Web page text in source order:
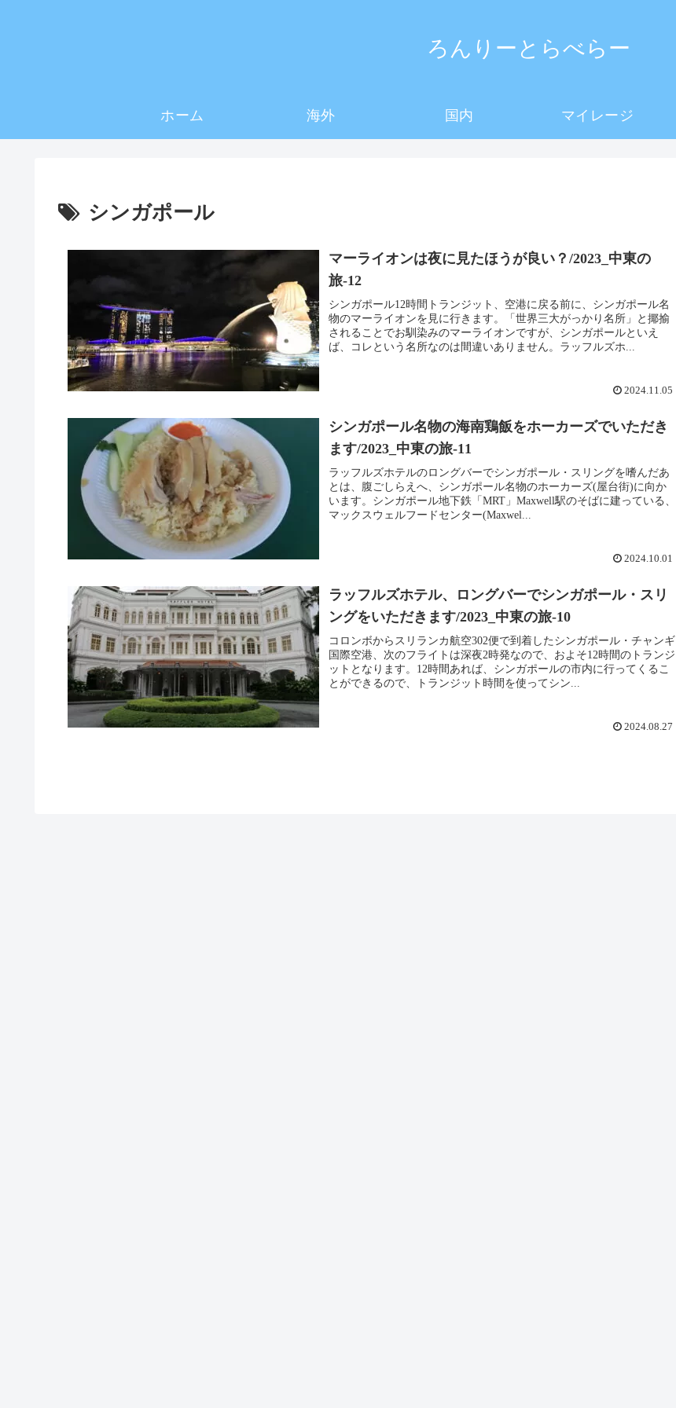
ろんりーとらべらー
ホーム 海外 国内 マイレージ
シンガポール
マーライオンは夜に見たほうが良い？/2023_中東の
旅-12
シンガポール12時間トランジット、空港に戻る前に、シンガポール名
物のマーライオンを見に行きます。「世界三大がっかり名所」と揶揄
されることでお馴染みのマーライオンですが、シンガポールといえ
ば、コレという名所なのは間違いありません。ラッフルズホ...
2024.11.05
シンガポール名物の海南鶏飯をホーカーズでいただき
ます/2023_中東の旅-11
ラッフルズホテルのロングバーでシンガポール・スリングを嗜んだあ
とは、腹ごしらえへ、シンガポール名物のホーカーズ(屋台街)に向か
います。シンガポール地下鉄「MRT」Maxwell駅のそばに建っている、
マックスウェルフードセンター(Maxwel...
2024.10.01
ラッフルズホテル、ロングバーでシンガポール・スリ
ングをいただきます/2023_中東の旅-10
コロンボからスリランカ航空302便で到着したシンガポール・チャンギ
国際空港、次のフライトは深夜2時発なので、およそ12時間のトランジ
ットとなります。12時間あれば、シンガポールの市内に行ってくるこ
とができるので、トランジット時間を使ってシン...
2024.08.27